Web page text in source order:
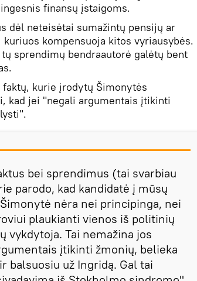
finansų įstaigoms.
dėl neteisėtai sumažintų pensijų ar
kompensuoja kitos vyriausybės.
sprendimų bendraautorė galėtų bent
kurie įrodytų Šimonytės
kad jei "negali argumentais įtikinti
bei sprendimus (tai svarbiau
parodo, kad kandidatė į mūsų
nėra nei principinga, nei
plaukianti vienos iš politinių
vykdytoja. Tai nemažina jos
įtikinti žmonių, belieka
balsuosiu už Ingridą. Gal tai